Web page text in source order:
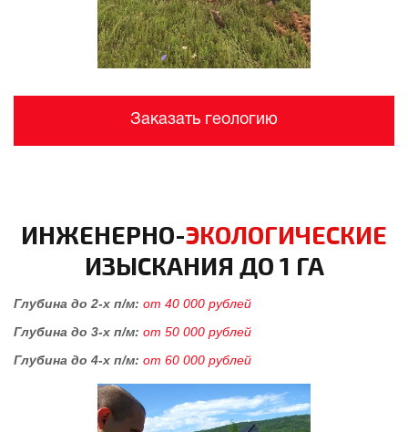
Заказать геологию
ИНЖЕНЕРНО-ЭКОЛОГИЧЕСКИЕ
ИЗЫСКАНИЯ ДО 1 ГА
Глубина до 2-х п/м: от 40 000 рублей
Глубина до 3-х п/м: от 50 000 рублей
Глубина до 4-х п/м: от 60 000 рублей